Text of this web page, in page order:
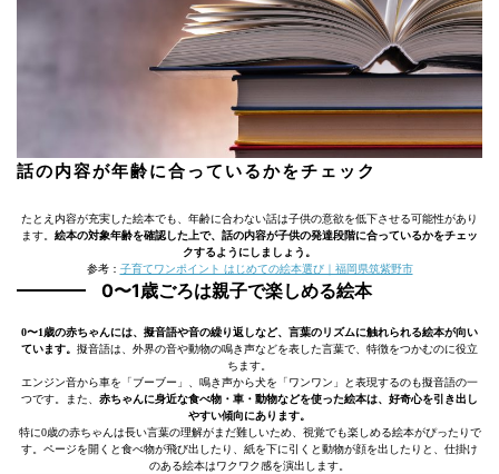
話の内容が年齢に合っているかをチェック
たとえ内容が充実した絵本でも、年齢に合わない話は子供の意欲を低下させる可能性があり
ます。 絵本の対象年齢を確認した上で、話の内容が子供の発達段階に合っているかをチェッ
クするようにしましょう。
参考： 子育てワンポイント はじめての絵本選び｜福岡県筑紫野市
0〜1歳ごろは親子で楽しめる絵本
0〜1歳の赤ちゃんには、擬音語や音の繰り返しなど、言葉のリズムに触れられる絵本が向い
ています。 擬音語は、外界の音や動物の鳴き声などを表した言葉で、特徴をつかむのに役立
ちます。
エンジン音から車を「ブーブー」、鳴き声から犬を「ワンワン」と表現するのも擬音語の一
つです。また、 赤ちゃんに身近な食べ物・車・動物などを使った絵本は、好奇心を引き出し
やすい傾向にあります。
特に0歳の赤ちゃんは長い言葉の理解がまだ難しいため、視覚でも楽しめる絵本がぴったりで
す。ページを開くと食べ物が飛び出したり、紙を下に引くと動物が顔を出したりと、仕掛け
のある絵本はワクワク感を演出します。